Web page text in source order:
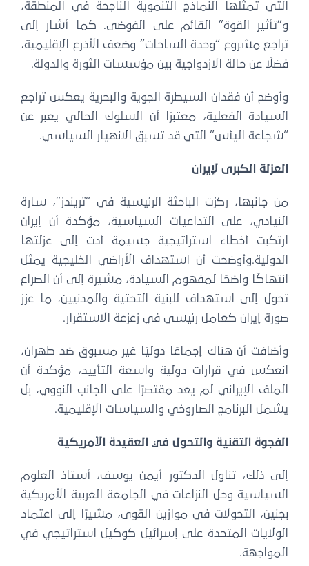
التي تمثلها النماذج التنموية الناجحة في المنطقة،
و”تأثير القوة” القائم على الفوضى. كما أشار إلى
تراجع مشروع “وحدة الساحات” وضعف الأذرع الإقليمية،
فضلًا عن حالة الازدواجية بين مؤسسات الثورة والدولة.
وأوضح أن فقدان السيطرة الجوية والبحرية يعكس تراجع
السيادة الفعلية، معتبرًا أن السلوك الحالي يعبر عن
“شجاعة اليأس” التي قد تسبق الانهيار السياسي.
العزلة الكبرى لإيران
من جانبها، ركزت الباحثة الرئيسية في “تريندز”، سارة
النيادي، على التداعيات السياسية، مؤكدة أن إيران
ارتكبت أخطاء استراتيجية جسيمة أدت إلى عزلتها
الدولية.وأوضحت أن استهداف الأراضي الخليجية يمثل
انتهاكًا واضحًا لمفهوم السيادة، مشيرة إلى أن الصراع
تحول إلى استهداف للبنية التحتية والمدنيين، ما عزز
صورة إيران كعامل رئيسي في زعزعة الاستقرار.
وأضافت أن هناك إجماعًا دوليًا غير مسبوق ضد طهران،
انعكس في قرارات دولية واسعة التأييد، مؤكدة أن
الملف الإيراني لم يعد مقتصرًا على الجانب النووي، بل
يشمل البرنامج الصاروخي والسياسات الإقليمية.
الفجوة التقنية والتحول في العقيدة الأمريكية
إلى ذلك، تناول الدكتور أيمن يوسف، أستاذ العلوم
السياسية وحل النزاعات في الجامعة العربية الأمريكية
بجنين، التحولات في موازين القوى، مشيرًا إلى اعتماد
الولايات المتحدة على إسرائيل كوكيل استراتيجي في
المواجهة.